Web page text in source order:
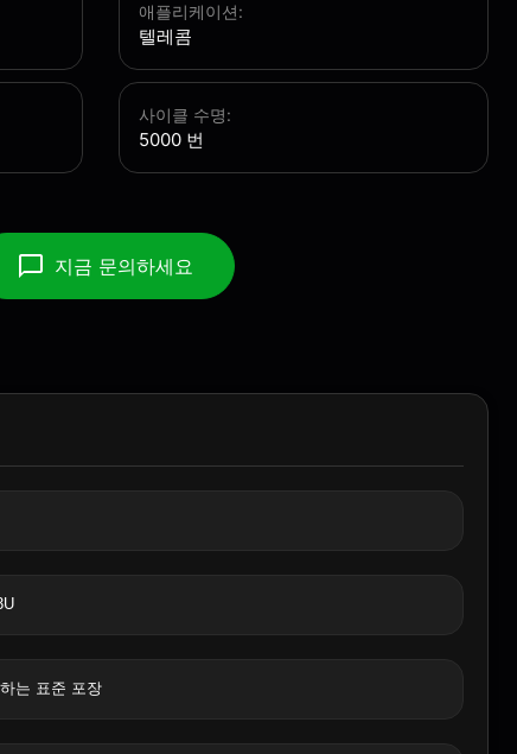
애플리케이션:
텔레콤
사이클 수명:
5000 번
지금 문의하세요
는 표준 포장